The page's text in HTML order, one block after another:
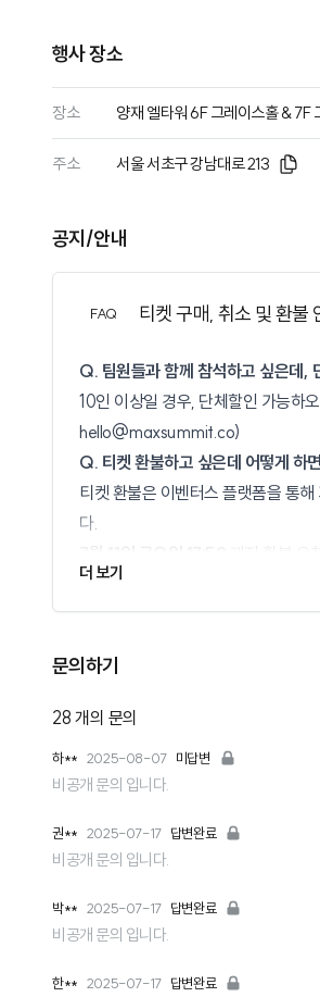
행사 장소
장소 양재 엘타워 6F 그레이스홀 & 7F
주소 서울 서초구 강남대로 213
공지/안내
FAQ 티켓 구매, 취소 및 환불
Q. 팀원들과 함께 참석하고 싶은데,
10인 이상일 경우, 단체할인 가능하
hello@maxsummit.co)
Q. 티켓 환불하고 싶은데 어떻게 하
티켓 환불은 이벤터스 플랫폼을 통
다.
7월 11일 금요일 17:59
까지 환불 요
Q. 티켓 현장 구매도 가능한가요?
현장에서는 티켓 구매가 불가능합니
가능합니다. 하지만 반드시 행사 3일
Q. 티켓 구매 영수증 받을 수 있나요?
실 수 있습니다.
Q. 참석 확인증 발급이 가능한가요?
네, 참석 확인증은 이벤터스 플랫폼
으실 수 있습니다.
더 보기
문의하기
28 개의 문의
하** 2025-08-07 미답변
비공개 문의 입니다.
권** 2025-07-17 답변완료
비공개 문의 입니다.
박** 2025-07-17 답변완료
비공개 문의 입니다.
한** 2025-07-17 답변완료